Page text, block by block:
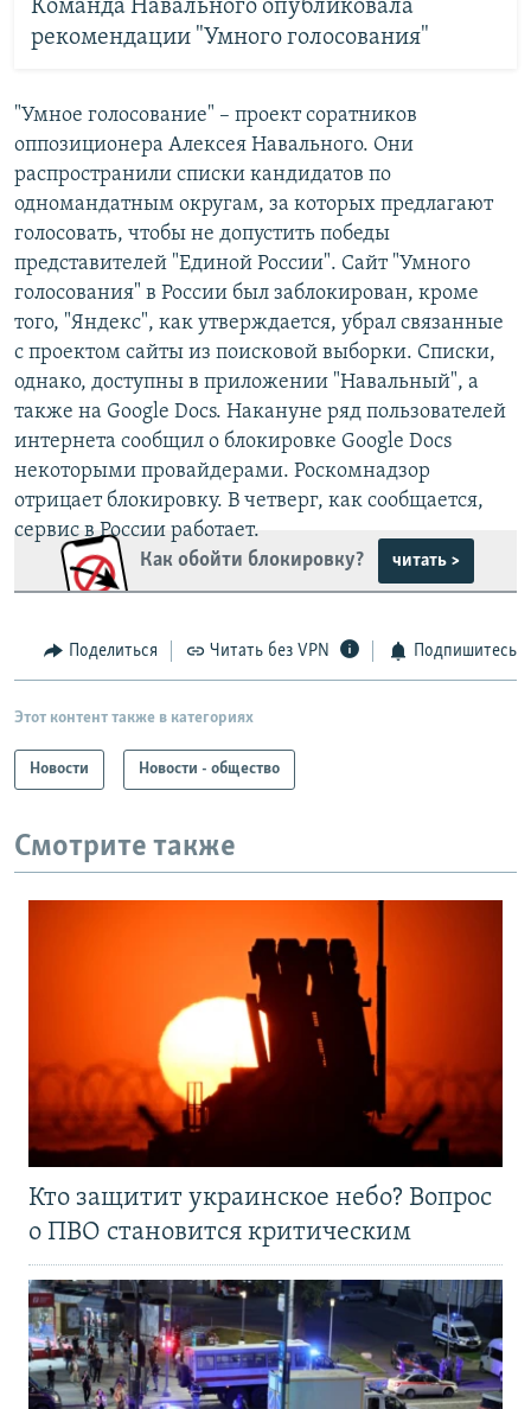
Команда Навального опубликовала
рекомендации "Умного голосования"
"Умное голосование" – проект соратников
оппозиционера Алексея Навального. Они
распространили списки кандидатов по
одномандатным округам, за которых предлагают
голосовать, чтобы не допустить победы
представителей "Единой России". Сайт "Умного
голосования" в России был заблокирован, кроме
того, "Яндекс", как утверждается, убрал связанные
с проектом сайты из поисковой выборки. Списки,
однако, доступны в приложении "Навальный", а
также на Google Docs. Накануне ряд пользователей
интернета сообщил о блокировке Google Docs
некоторыми провайдерами. Роскомнадзор
отрицает блокировку. В четверг, как сообщается,
сервис в России работает.
Как обойти блокировку?
читать >
Поделиться Читать без VPN Подпишитесь
Этот контент также в категориях
Новости Новости - общество
Смотрите также
Кто защитит украинское небо? Вопрос
о ПВО становится критическим